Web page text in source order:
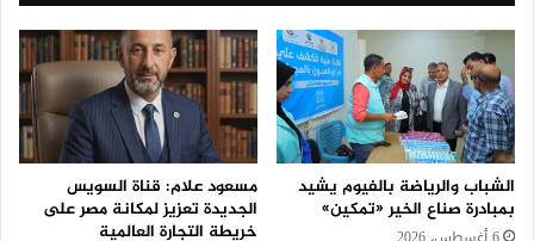
الشباب والرياضة بالفيوم يشيد
بمبادرة صناع الخير «تمكين»
مسعود علام: قناة السويس
الجديدة تعزيز لمكانة مصر على
خريطة التجارة العالمية